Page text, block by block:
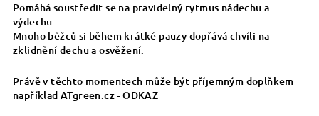
Pomáhá soustředit se na pravidelný rytmus nádechu a
výdechu.
Mnoho běžců si během krátké pauzy dopřává chvíli na
zklidnění dechu a osvěžení.
Právě v těchto momentech může být příjemným doplňkem
napříkladATgreen.cz - ODKAZ